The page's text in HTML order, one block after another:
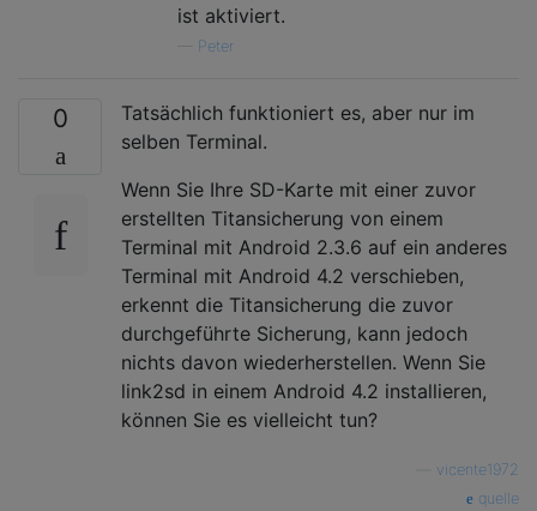
ist aktiviert.
Peter
0
Tatsächlich funktioniert es, aber nur im
selben Terminal.
Wenn Sie Ihre SD-Karte mit einer zuvor
erstellten Titansicherung von einem
Terminal mit Android 2.3.6 auf ein anderes
Terminal mit Android 4.2 verschieben,
erkennt die Titansicherung die zuvor
durchgeführte Sicherung, kann jedoch
nichts davon wiederherstellen. Wenn Sie
link2sd in einem Android 4.2 installieren,
können Sie es vielleicht tun?
vicente1972
quelle